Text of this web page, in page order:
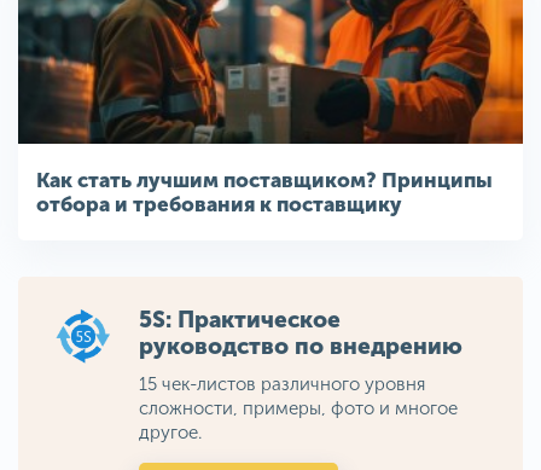
Как стать лучшим поставщиком? Принципы
отбора и требования к поставщику
5S: Практическое
руководство по внедрению
15 чек-листов различного уровня
сложности, примеры, фото и многое
другое.